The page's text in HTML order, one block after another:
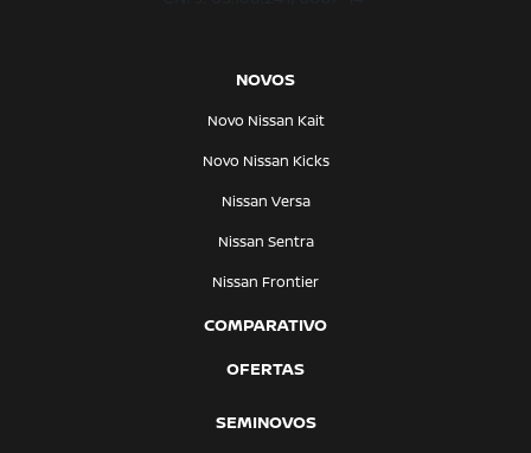
NOVOS
Novo Nissan Kait
Novo Nissan Kicks
Nissan Versa
Nissan Sentra
Nissan Frontier
COMPARATIVO
OFERTAS
SEMINOVOS